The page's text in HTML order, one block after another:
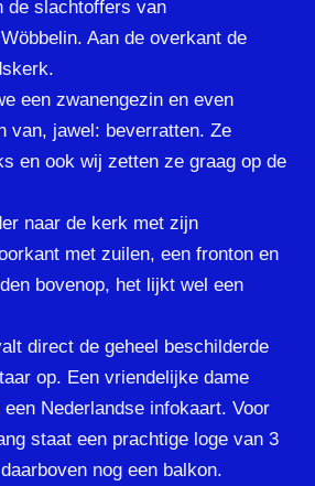
de slachtoffers van
Aan de overkant de
een zwanengezin en even
van, jawel: beverratten. Ze
en ook wij zetten ze graag op de
naar de kerk met zijn
met zuilen, een fronton en
bovenop, het lijkt wel een
direct de geheel beschilderde
op. Een vriendelijke dame
Nederlandse infokaart. Voor
staat een prachtige loge van 3
nog een balkon.